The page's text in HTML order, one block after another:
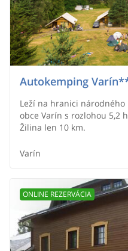
nájdete vo vzdialenosti do 30 km.
priestoroch strávite príjemné
alebo pri posedeniach v
životných jubileách
Autokemping
Leží na hranici
obce Varín s rozlohou 5,2
Žilina len 10 km.
Varín
ONLINE REZERVÁCIA